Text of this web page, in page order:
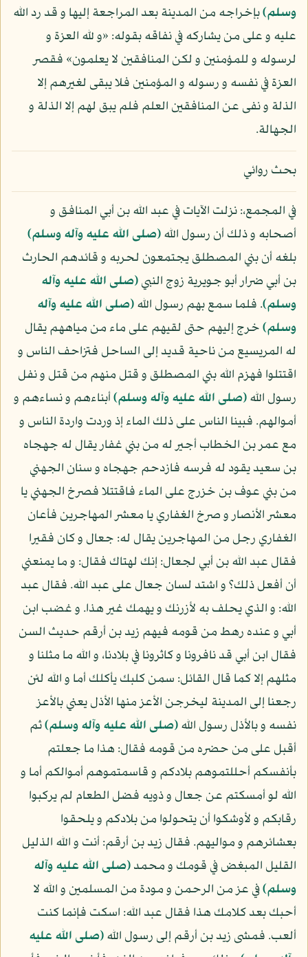
وسلم)بإخراجه من المدينة بعد المراجعة إليها و قد رد الله
عليه و على من يشاركه في نفاقه بقوله: «و لله العزة و
لرسوله و للمؤمنين و لكن المنافقين لا يعلمون» فقصر
العزة في نفسه و رسوله و المؤمنين فلا يبقى لغيرهم إلا
الذلة و نفى عن المنافقين العلم فلم يبق لهم إلا الذلة و
الجهالة.
بحث روائي
في المجمع،: نزلت الآيات في عبد الله بن أبي المنافق و
أصحابه و ذلك أن رسول الله(صلى الله عليه وآله وسلم)
بلغه أن بني المصطلق يجتمعون لحربه و قائدهم الحارث
بن أبي ضرار أبو جويرية زوج النبي(صلى الله عليه وآله
وسلم). فلما سمع بهم رسول الله(صلى الله عليه وآله
وسلم)خرج إليهم حتى لقيهم على ماء من مياههم يقال
له المريسيع من ناحية قديد إلى الساحل فتزاحف الناس و
اقتتلوا فهزم الله بني المصطلق و قتل منهم من قتل و نفل
رسول الله(صلى الله عليه وآله وسلم)أبناءهم و نساءهم و
أموالهم. فبينا الناس على ذلك الماء إذ وردت واردة الناس و
مع عمر بن الخطاب أجير له من بني غفار يقال له جهجاه
بن سعيد يقود له فرسه فازدحم جهجاه و سنان الجهني
من بني عوف بن خزرج على الماء فاقتتلا فصرخ الجهني يا
معشر الأنصار و صرخ الغفاري يا معشر المهاجرين فأعان
الغفاري رجل من المهاجرين يقال له: جعال و كان فقيرا
فقال عبد الله بن أبي لجعال: إنك لهتاك فقال: و ما يمنعني
أن أفعل ذلك؟ و اشتد لسان جعال على عبد الله. فقال عبد
الله: و الذي يحلف به لأزرنك و يهمك غير هذا. و غضب ابن
أبي و عنده رهط من قومه فيهم زيد بن أرقم حديث السن
فقال ابن أبي قد نافرونا و كاثرونا في بلادنا، و الله ما مثلنا و
مثلهم إلا كما قال القائل: سمن كلبك يأكلك أما و الله لئن
رجعنا إلى المدينة ليخرجن الأعز منها الأذل يعني بالأعز
نفسه و بالأذل رسول الله(صلى الله عليه وآله وسلم)ثم
أقبل على من حضره من قومه فقال: هذا ما جعلتم
بأنفسكم أحللتموهم بلادكم و قاسمتموهم أموالكم أما و
الله لو أمسكتم عن جعال و ذويه فضل الطعام لم يركبوا
رقابكم و لأوشكوا أن يتحولوا من بلادكم و يلحقوا
بعشائرهم و مواليهم. فقال زيد بن أرقم: أنت و الله الذليل
القليل المبغض في قومك و محمد(صلى الله عليه وآله
وسلم)في عز من الرحمن و مودة من المسلمين و الله لا
أحبك بعد كلامك هذا فقال عبد الله: اسكت فإنما كنت
ألعب. فمشى زيد بن أرقم إلى رسول الله(صلى الله عليه